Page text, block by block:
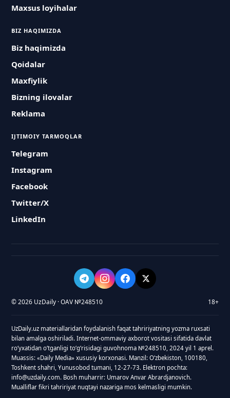
Maxsus loyihalar
BIZ HAQIMIZDA
Biz haqimizda
Qoidalar
Maxfiylik
Bizning ilovalar
Reklama
IJTIMOIY TARMOQLAR
Telegram
Instagram
Facebook
Twitter/X
LinkedIn
© 2026 UzDaily · OAV №248510 18+
UzDaily.uz materiallaridan foydalanish faqat tahririyatning yozma ruxsati
bilan amalga oshiriladi. Internet-ommaviy axborot vositasi sifatida davlat
roʻyxatidan oʻtganligi toʻgʻrisidagi guvohnoma №248510, 2024 yil 1 aprel.
Muassis: «Daily Media» xususiy korxonasi. Manzil: Oʻzbekiston, 100180,
Toshkent shahri, Yunusobod tumani, 12-27-73. Elektron pochta:
info@uzdaily.com. Bosh muharrir: Umarov Anvar Abrardjanovich.
Mualliflar fikri tahririyat nuqtayi nazariga mos kelmasligi mumkin.